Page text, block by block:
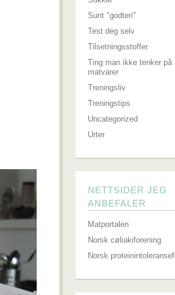
Sunt "godteri"
Test deg selv
Tilsetningsstoffer
Ting man ikke tenker på
matvarer
Treningsliv
Treningstips
Uncategorized
Urter
NETTSIDER JEG
ANBEFALER
Matportalen
Norsk cøliakiforening
Norsk